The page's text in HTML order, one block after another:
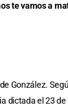
te vamos a
González.
dictada el 23